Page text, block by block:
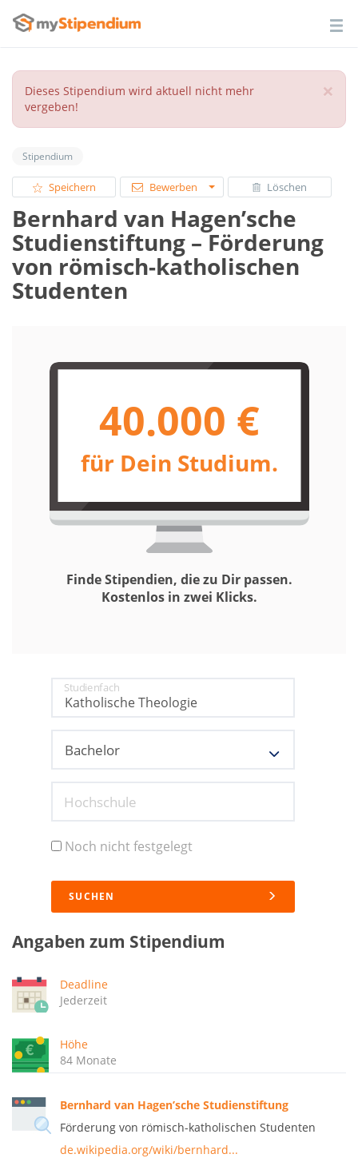
×
Dieses Stipendium wird aktuell nicht mehr
vergeben!
Stipendium
Speichern Bewerben Löschen
Bernhard van Hagen’sche
Studienstiftung – Förderung
von römisch-katholischen
Studenten
40.000 €
für Dein Studium.
Finde Stipendien, die zu Dir passen.
Kostenlos in zwei Klicks.
Studienfach
Hochschule
Noch nicht festgelegt
SUCHEN
Angaben zum Stipendium
Deadline
Jederzeit
Höhe
84 Monate
Bernhard van Hagen’sche Studienstiftung
Förderung von römisch-katholischen Studenten
de.wikipedia.org/wiki/bernhard...